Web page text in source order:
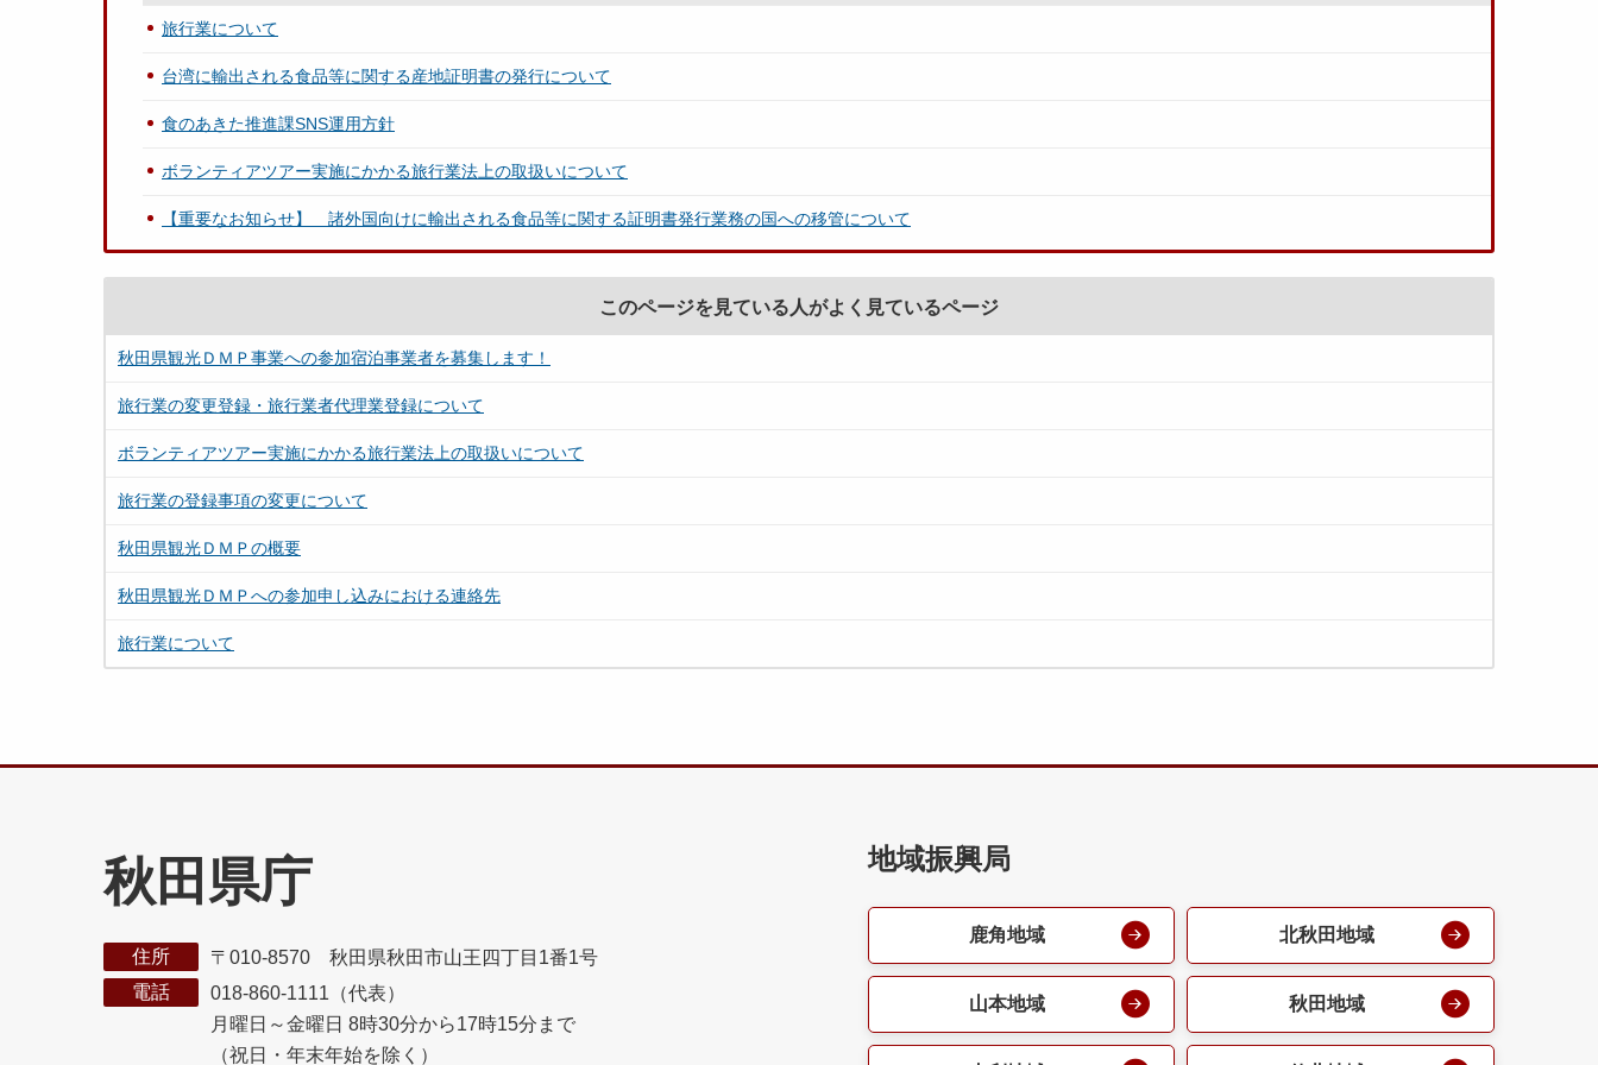
旅行業について
台湾に輸出される食品等に関する産地証明書の発行について
食のあきた推進課SNS運用方針
ボランティアツアー実施にかかる旅行業法上の取扱いについて
【重要なお知らせ】 諸外国向けに輸出される食品等に関する証明書発行業務の国への移管について
このページを見ている人がよく見ているページ
秋田県観光ＤＭＰ事業への参加宿泊事業者を募集します！
旅行業の変更登録・旅行業者代理業登録について
ボランティアツアー実施にかかる旅行業法上の取扱いについて
旅行業の登録事項の変更について
秋田県観光ＤＭＰの概要
秋田県観光ＤＭＰへの参加申し込みにおける連絡先
旅行業について
秋田県庁
住所
〒010-8570 秋田県秋田市山王四丁目1番1号
電話
018-860-1111（代表）
月曜日～金曜日 8時30分から17時15分まで
（祝日・年末年始を除く）
地域振興局
鹿角地域 北秋田地域
山本地域 秋田地域